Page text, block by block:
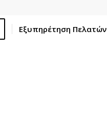
Εξυπηρέτηση Πελατών